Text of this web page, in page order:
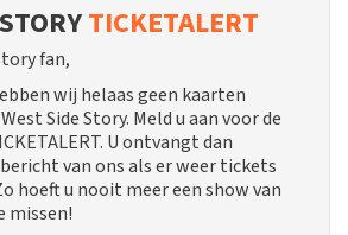
TICKETALERT
fan,
wij helaas geen kaarten
Side Story. Meld u aan voor de
U ontvangt dan
van ons als er weer tickets
hoeft u nooit meer een show van
missen!